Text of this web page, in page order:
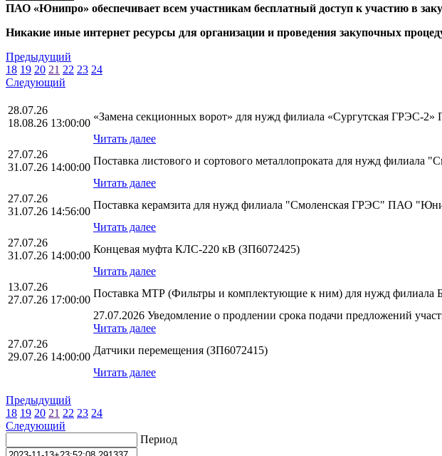
ПАО «Юнипро» обеспечивает всем участникам бесплатный доступ к участию в
Никакие иные интернет ресурсы для организации и проведения закупочных
Предыдущий
18 19 20 21 22 23 24
Следующий
28.07.26
18.08.26 13:00:00
«Замена секционных ворот» для нужд филиала «Сургутская ГРЭС-
Читать далее
27.07.26
31.07.26 14:00:00
Поставка листового и сортового металлопроката для нужд
Читать далее
27.07.26
31.07.26 14:56:00
Поставка керамзита для нужд филиала "Смоленская ГРЭС" ПАО
Читать далее
27.07.26
31.07.26 14:00:00
Концевая муфта КЛС-220 кВ (ЗП6072425)
Читать далее
13.07.26
27.07.26 17:00:00
Поставка МТР (Фильтры и комплектующие к ним) для нужд
27.07.2026 Уведомление о продлении срока подачи предложений
Читать далее
27.07.26
29.07.26 14:00:00
Датчики перемещения (ЗП6072415)
Читать далее
Предыдущий
18 19 20 21 22 23 24
Следующий
Период